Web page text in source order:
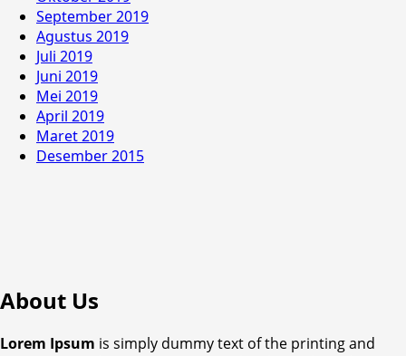
September 2019
Agustus 2019
Juli 2019
Juni 2019
Mei 2019
April 2019
Maret 2019
Desember 2015
About Us
Lorem Ipsum is simply dummy text of the printing and